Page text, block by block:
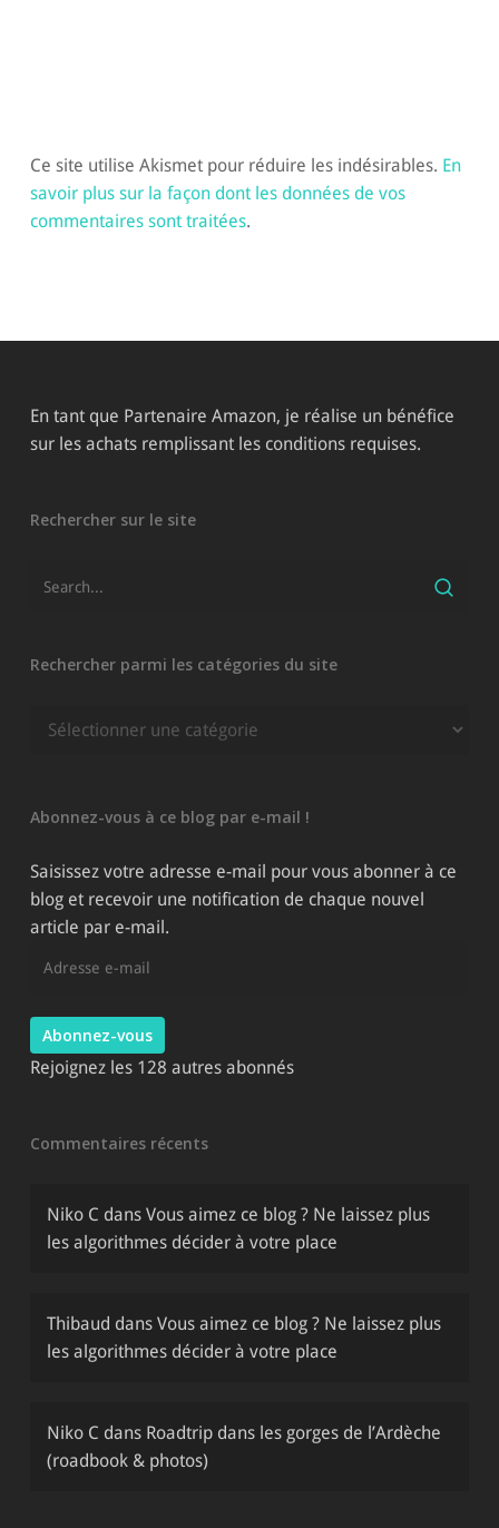
Ce site utilise Akismet pour réduire les indésirables. En
savoir plus sur la façon dont les données de vos
commentaires sont traitées.
En tant que Partenaire Amazon, je réalise un bénéfice
sur les achats remplissant les conditions requises.
Rechercher sur le site
Rechercher parmi les catégories du site
Rechercher
du
Abonnez-vous à ce blog par e-mail !
Saisissez votre adresse e-mail pour vous abonner à ce
blog et recevoir une notification de chaque nouvel
article par e-mail.
Abonnez-vous
Rejoignez les 128 autres abonnés
Commentaires récents
Niko C dans Vous aimez ce blog ? Ne laissez plus
les algorithmes décider à votre place
Thibaud dans Vous aimez ce blog ? Ne laissez plus
les algorithmes décider à votre place
Niko C dans Roadtrip dans les gorges de l’Ardèche
(roadbook & photos)